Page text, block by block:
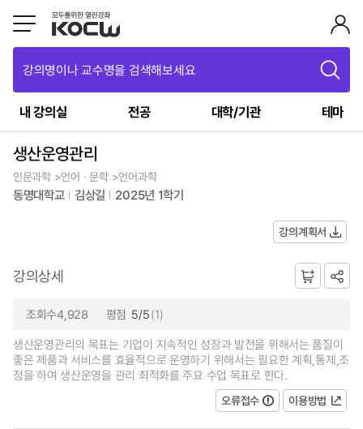
강의명이나 교수명을 검색해보세요
내 강의실 전공 대학/기관 테마
생산운영관리
인문과학 >언어ㆍ문학 >언어과학
동명대학교 김상길 2025년 1학기
강의계획서
강의상세
조회수4,928 평점 5/5(1)
생산운영관리의 목표는 기업이 지속적인 성장과 발전을 위해서는 품질이
좋은 제품과 서비스를 효율적으로 운영하기 위해서는 필요한 계획,통제,조
정을 하여 생산운영을 관리 최적화를 주요 수업 목표로 한다.
오류접수
이용방법